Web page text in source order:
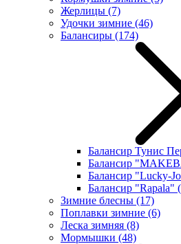
Жерлицы (7)
Удочки зимние (46)
Балансиры (174)
Балансир Тунис
Балансир
Балансир "Lucky-
Балансир "Rapala"
Зимние блесны (17)
Поплавки зимние (6)
Леска зимняя (8)
Мормышки (48)